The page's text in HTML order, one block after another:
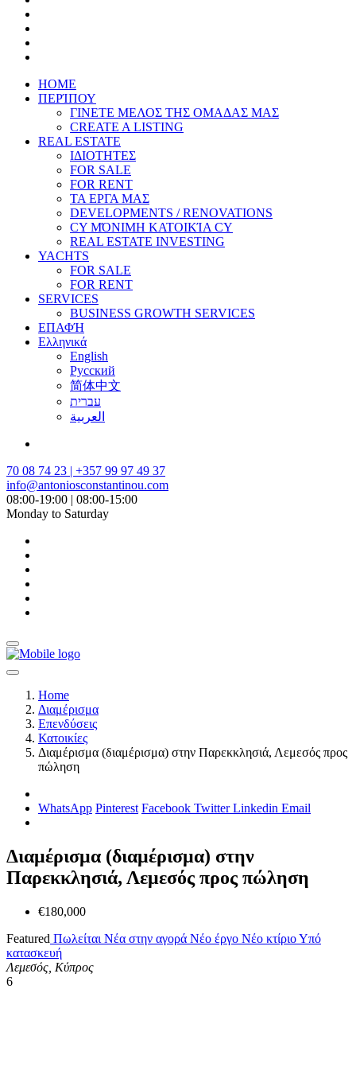
HOME
ΠΕΡΊΠΟΥ
ΓΙΝΕΤΕ ΜΕΛΟΣ ΤΗΣ ΟΜΑΔΑΣ ΜΑΣ
CREATE A LISTING
REAL ESTATE
ΙΔΙΟΤΗΤΕΣ
FOR SALE
FOR RENT
ΤΑ ΕΡΓΑ ΜΑΣ
DEVELOPMENTS / RENOVATIONS
CY ΜΌΝΙΜΗ ΚΑΤΟΙΚΊΑ CY
REAL ESTATE INVESTING
YACHTS
FOR SALE
FOR RENT
SERVICES
BUSINESS GROWTH SERVICES
ΕΠΑΦΉ
Ελληνικά
English
Русский
简体中文
עברית
العربية
70 08 74 23 | +357 99 97 49 37
info@antoniosconstantinou.com
08:00-19:00 | 08:00-15:00
Monday to Saturday
Home
Διαμέρισμα
Επενδύσεις
Κατοικίες
Διαμέρισμα (διαμέρισμα) στην Παρεκκλησιά, Λεμεσός προς
πώληση
WhatsApp Pinterest Facebook TwitterLinkedin Email
Διαμέρισμα (διαμέρισμα) στην
Παρεκκλησιά, Λεμεσός προς πώληση
€180,000
Featured Πωλείται Νέα στην αγορά Νέο έργο Νέο κτίριοΥπό
κατασκευή
Λεμεσός, Κύπρος
6